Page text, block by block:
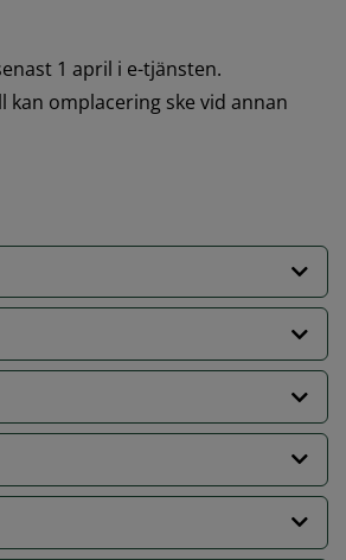
1 april i e-tjänsten.
kan omplacering ske vid annan